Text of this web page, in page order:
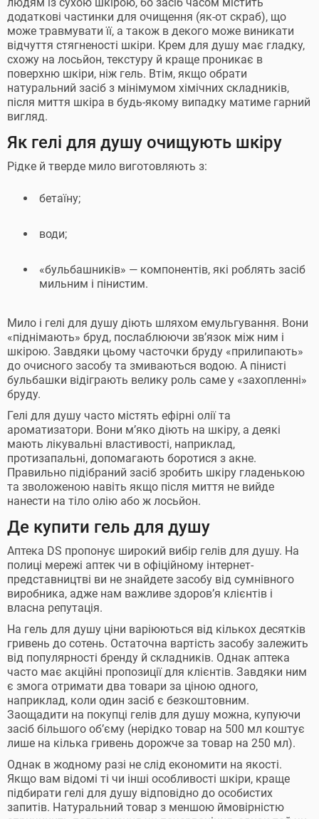
додаткові частинки для очищення (як-от скраб), що
може травмувати її, а також в декого може виникати
відчуття стягненості шкіри. Крем для душу має гладку,
схожу на лосьйон, текстуру й краще проникає в
поверхню шкіри, ніж гель. Втім, якщо обрати
натуральний засіб з мінімумом хімічних складників,
після миття шкіра в будь-якому випадку матиме гарний
вигляд.
Як гелі для душу очищують шкіру
Рідке й тверде мило виготовляють з:
бетаїну;
води;
«бульбашників» — компонентів, які роблять засіб
мильним і пінистим.
Мило і гелі для душу діють шляхом емульгування. Вони
«піднімають» бруд, послаблюючи зв’язок між ним і
шкірою. Завдяки цьому часточки бруду «прилипають»
до очисного засобу та змиваються водою. А пінисті
бульбашки відіграють велику роль саме у «захопленні»
бруду.
Гелі для душу часто містять ефірні олії та
ароматизатори. Вони м’яко діють на шкіру, а деякі
мають лікувальні властивості, наприклад,
протизапальні, допомагають боротися з акне.
Правильно підібраний засіб зробить шкіру гладенькою
та зволоженою навіть якщо після миття не вийде
нанести на тіло олію або ж лосьйон.
Де купити гель для душу
Аптека DS пропонує широкий вибір гелів для душу. На
полиці мережі аптек чи в офіційному інтернет-
представництві ви не знайдете засобу від сумнівного
виробника, адже нам важливе здоров’я клієнтів і
власна репутація.
На гель для душу ціни варіюються від кількох десятків
гривень до сотень. Остаточна вартість засобу залежить
від популярності бренду й складників. Однак аптека
часто має акційні пропозиції для клієнтів. Завдяки ним
є змога отримати два товари за ціною одного,
наприклад, коли один засіб є безкоштовним.
Заощадити на покупці гелів для душу можна, купуючи
засіб більшого об’єму (нерідко товар на 500 мл коштує
лише на кілька гривень дорожче за товар на 250 мл).
Однак в жодному разі не слід економити на якості.
Якщо вам відомі ті чи інші особливості шкіри, краще
підбирати гелі для душу відповідно до особистих
запитів. Натуральний товар з меншою ймовірністю